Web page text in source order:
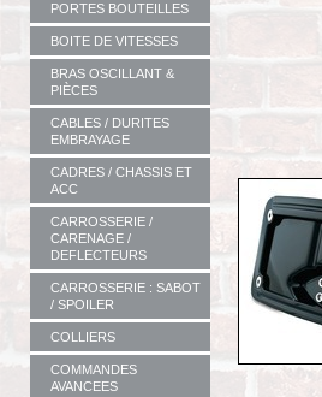
PORTES BOUTEILLES
BOITE DE VITESSES
BRAS OSCILLANT &
PIÈCES
CABLES / DURITES
EMBRAYAGE
CADRES / CHASSIS ET
ACC
CARROSSERIE /
CARENAGE /
DEFLECTEURS
CARROSSERIE : SABOT
/ SPOILER
COLLIERS
COMMANDES
AVANCEES